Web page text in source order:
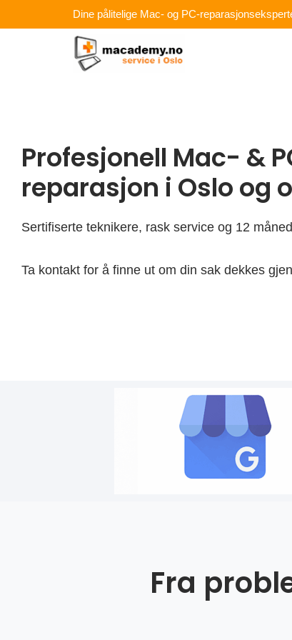
rett
Dine pålitelige Mac- og PC-
Profesjonell Mac- &
reparasjon i Oslo og
Sertifiserte teknikere, rask service og 12
Ta kontakt for å finne ut om din sak dekkes
Fra